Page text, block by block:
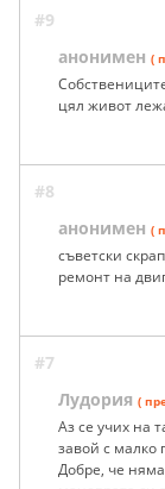
#9
анонимен (
цял живот
#8
анонимен (
съветски
ремонт на
#7
Лудория (
Аз се учих на
завой с малко
Добре, че